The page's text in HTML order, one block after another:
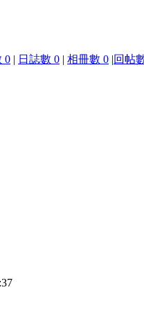
0 | 日誌數 0 | 相冊數 0 |回帖